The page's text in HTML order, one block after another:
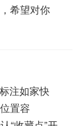
希望对你
注如家快
置容